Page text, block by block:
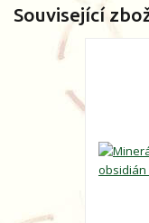
Související